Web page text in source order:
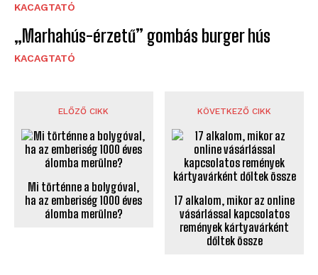
KACAGTATÓ
„Marhahús-érzetű” gombás burger hús
KACAGTATÓ
ELŐZŐ CIKK
Mi történne a bolygóval,
ha az emberiség 1000 éves
álomba merülne?
KÖVETKEZŐ CIKK
17 alkalom, mikor az online
vásárlással kapcsolatos
remények kártyavárként
dőltek össze